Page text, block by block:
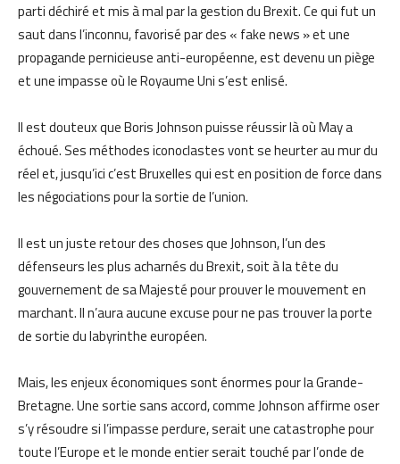
parti déchiré et mis à mal par la gestion du Brexit. Ce qui fut un
saut dans l’inconnu, favorisé par des « fake news » et une
propagande pernicieuse anti-européenne, est devenu un piège
et une impasse où le Royaume Uni s’est enlisé.
Il est douteux que Boris Johnson puisse réussir là où May a
échoué. Ses méthodes iconoclastes vont se heurter au mur du
réel et, jusqu’ici c’est Bruxelles qui est en position de force dans
les négociations pour la sortie de l’union.
Il est un juste retour des choses que Johnson, l’un des
défenseurs les plus acharnés du Brexit, soit à la tête du
gouvernement de sa Majesté pour prouver le mouvement en
marchant. Il n’aura aucune excuse pour ne pas trouver la porte
de sortie du labyrinthe européen.
Mais, les enjeux économiques sont énormes pour la Grande-
Bretagne. Une sortie sans accord, comme Johnson affirme oser
s’y résoudre si l’impasse perdure, serait une catastrophe pour
toute l’Europe et le monde entier serait touché par l’onde de